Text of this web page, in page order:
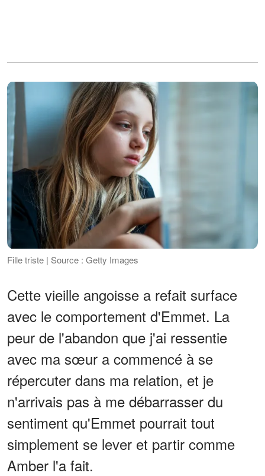
Fille triste | Source : Getty Images
Cette vieille angoisse a refait surface
avec le comportement d'Emmet. La
peur de l'abandon que j'ai ressentie
avec ma sœur a commencé à se
répercuter dans ma relation, et je
n'arrivais pas à me débarrasser du
sentiment qu'Emmet pourrait tout
simplement se lever et partir comme
Amber l'a fait.